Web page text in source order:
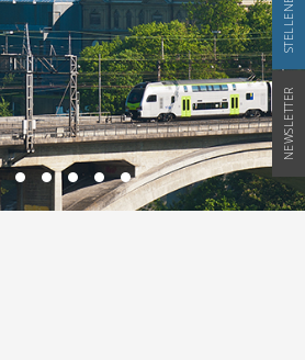
NEWSLETTER